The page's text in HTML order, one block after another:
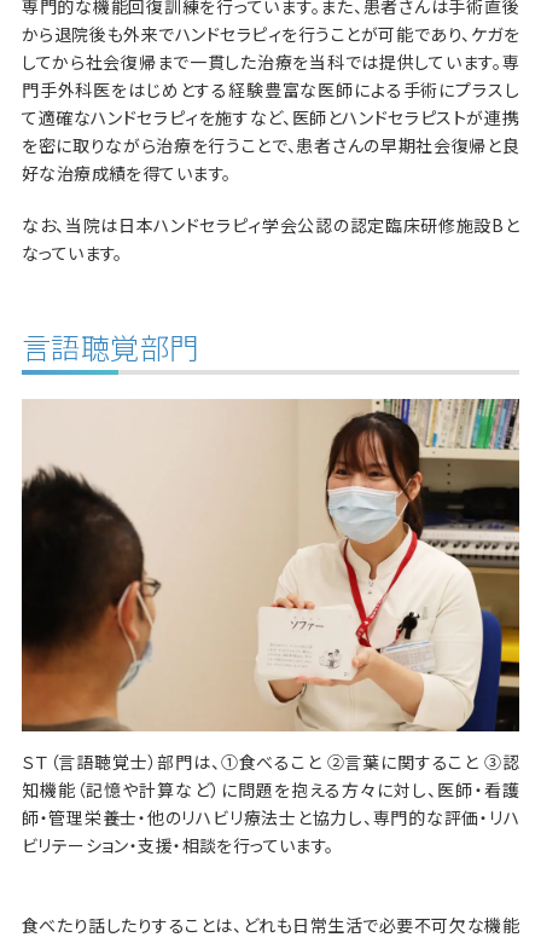
専門的な機能回復訓練を行っています。また、患者さんは手術直後
から退院後も外来でハンドセラピィを行うことが可能であり、ケガを
してから社会復帰まで一貫した治療を当科では提供しています。専
門手外科医をはじめとする経験豊富な医師による手術にプラスし
て適確なハンドセラピィを施すなど、医師とハンドセラピストが連携
を密に取りながら治療を行うことで、患者さんの早期社会復帰と良
好な治療成績を得ています。
なお、当院は日本ハンドセラピィ学会公認の認定臨床研修施設Bと
なっています。
言語聴覚部門
ＳＴ（言語聴覚士）部門は、①食べること ②言葉に関すること ③認
知機能（記憶や計算など）に問題を抱える方々に対し、医師・看護
師・管理栄養士・他のリハビリ療法士と協力し、専門的な評価・リハ
ビリテーション・支援・相談を行っています。
食べたり話したりすることは、どれも日常生活で必要不可欠な機能